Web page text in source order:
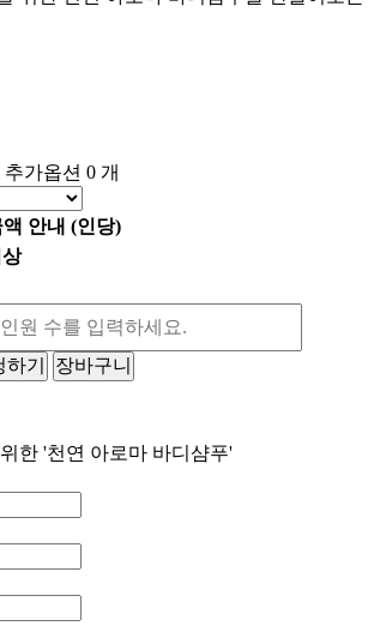
가옵션 0 개
안내 (인당)
기
장바구니
한 '천연 아로마 바디샴푸'